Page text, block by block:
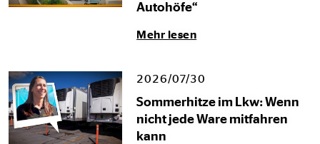
Autohöfe“
Mehr lesen
2026/07/30
Sommerhitze im Lkw: Wenn
nicht jede Ware mitfahren
kann